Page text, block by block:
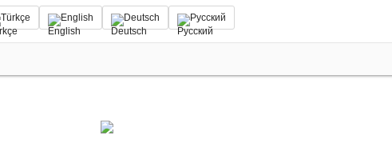
Türkçe English Deutsch Русский